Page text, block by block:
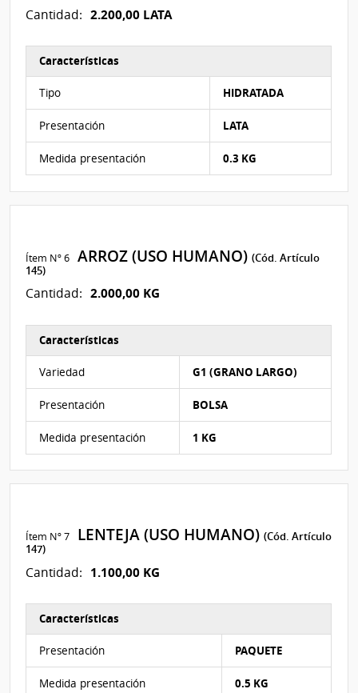
Cantidad: 2.200,00 LATA
Características
Tipo HIDRATADA
Presentación LATA
Medida presentación 0.3 KG
Ítem Nº 6 ARROZ (USO HUMANO)(Cód. Artículo
145)
Cantidad: 2.000,00 KG
Características
Variedad G1 (GRANO LARGO)
Presentación BOLSA
Medida presentación 1 KG
Ítem Nº 7 LENTEJA (USO HUMANO)(Cód. Artículo
147)
Cantidad: 1.100,00 KG
Características
Presentación PAQUETE
Medida presentación 0.5 KG